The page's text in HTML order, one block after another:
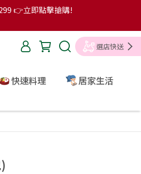
👉立即點擊搶購!
選店快送
快速料理
居家生活